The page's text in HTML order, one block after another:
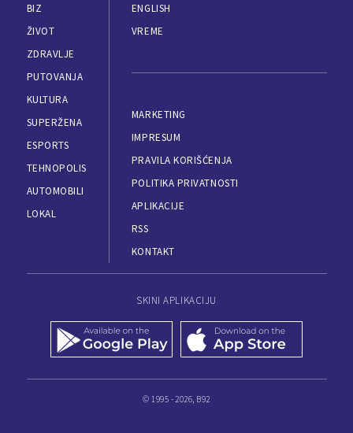
BIZ
ŽIVOT
ZDRAVLJE
PUTOVANJA
KULTURA
SUPERŽENA
ESPORTS
TEHNOPOLIS
AUTOMOBILI
LOKAL
ENGLISH
VREME
MARKETING
IMPRESUM
PRAVILA KORIŠĆENJA
POLITIKA PRIVATNOSTI
APLIKACIJE
RSS
KONTAKT
SKINI APLIKACIJU
© 1995 - 2026, B92